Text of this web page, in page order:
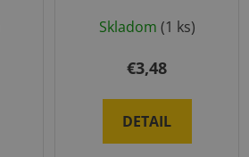
Skladom (1 ks)
€3,48
DETAIL